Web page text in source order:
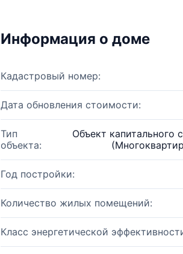
Информация о доме
Кадастровый номер:
Дата обновления стоимости:
Тип
объекта:
Объект капитального
Год постройки:
Количество жилых помещений:
Класс энергетической